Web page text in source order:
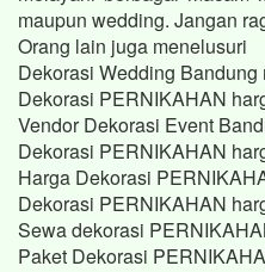
maupun wedding. Jangan
Orang lain juga menelusuri
Dekorasi Wedding Bandung
Dekorasi PERNIKAHAN
Vendor Dekorasi Event
Dekorasi PERNIKAHAN
Harga Dekorasi
Dekorasi PERNIKAHAN
Sewa dekorasi
Paket Dekorasi